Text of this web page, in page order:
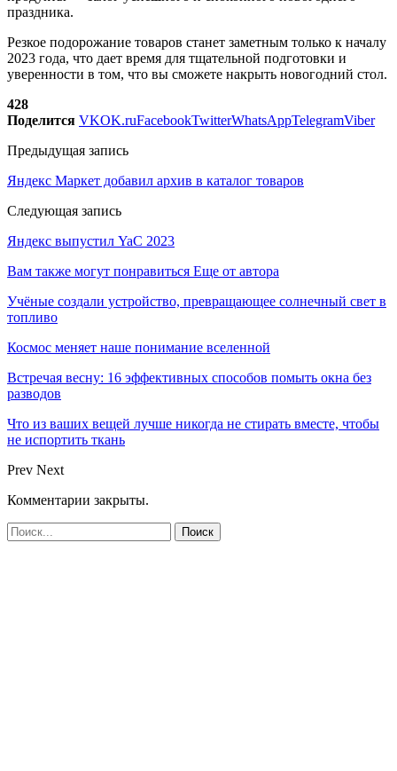
праздника.
Резкое подорожание товаров станет заметным только к началу
2023 года, что дает время для тщательной подготовки и
уверенности в том, что вы сможете накрыть новогодний стол.
428
Поделится VKOK.ruFacebookTwitterWhatsAppTelegramViber
Предыдущая запись
Яндекс Маркет добавил архив в каталог товаров
Следующая запись
Яндекс выпустил YaC 2023
Вам также могут понравиться Еще от автора
Учёные создали устройство, превращающее солнечный свет в
топливо
Космос меняет наше понимание вселенной
Встречая весну: 16 эффективных способов помыть окна без
разводов
Что из ваших вещей лучше никогда не стирать вместе, чтобы
не испортить ткань
Prev Next
Комментарии закрыты.